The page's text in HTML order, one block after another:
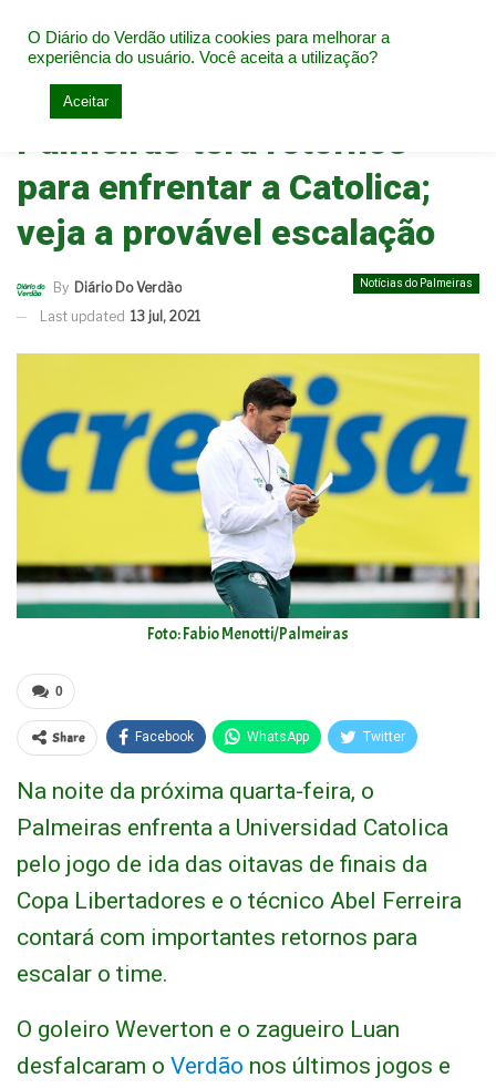
Home Notícias do Palmeiras
Palmeiras terá retornos
para enfrentar a Catolica;
veja a provável escalação
Notícias do Palmeiras
By Diário Do Verdão
Last updated 13 jul, 2021
Foto: Fabio Menotti/Palmeiras
0
Share Facebook WhatsApp Twitter
Na noite da próxima quarta-feira, o
Palmeiras enfrenta a Universidad Catolica
pelo jogo de ida das oitavas de finais da
Copa Libertadores e o técnico Abel Ferreira
contará com importantes retornos para
escalar o time.
O goleiro Weverton e o zagueiro Luan
desfalcaram o Verdão nos últimos jogos e
O Diário do Verdão utiliza cookies para melhorar a
experiência do usuário. Você aceita a utilização?
Aceitar